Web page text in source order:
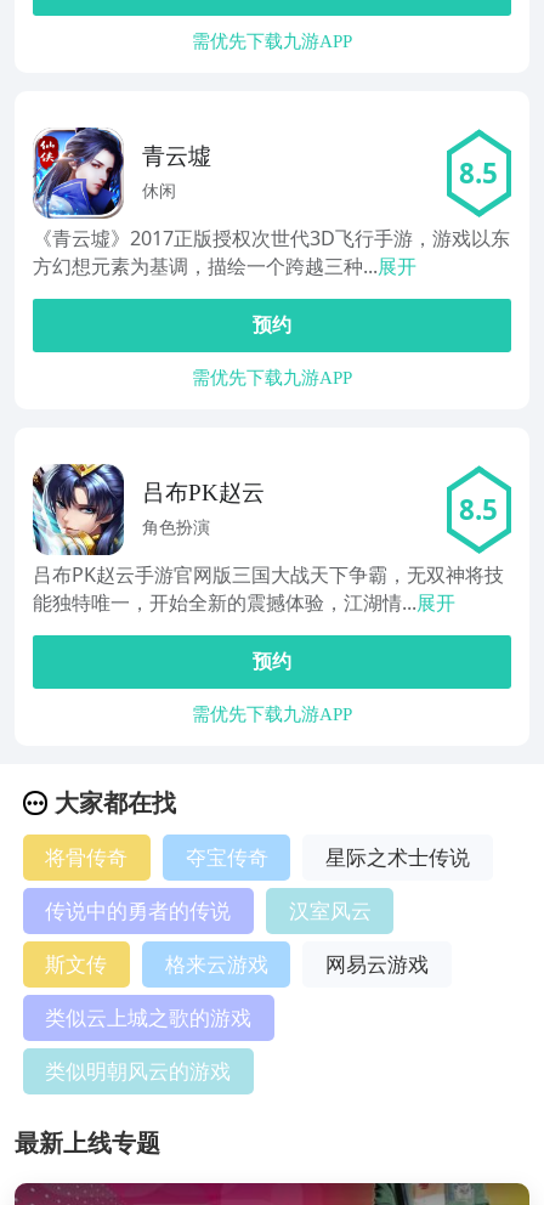
需优先下载九游APP
青云墟
休闲 8.5
《青云墟》2017正版授权次世代3D飞行手游，游戏以东
方幻想元素为基调，描绘一个跨越三种...展开
预约
需优先下载九游APP
吕布PK赵云
角色扮演 8.5
吕布PK赵云手游官网版三国大战天下争霸，无双神将技
能独特唯一，开始全新的震撼体验，江湖情...展开
预约
需优先下载九游APP
大家都在找
将骨传奇 夺宝传奇
星际之术士传说
传说中的勇者的传说
汉室风云
斯文传
格来云游戏
网易云游戏
类似云上城之歌的游戏
类似明朝风云的游戏
最新上线专题